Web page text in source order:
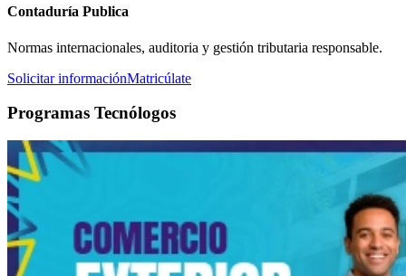
Contaduría Publica
Normas internacionales, auditoria y gestión tributaria responsable.
Solicitar informaciónMatricúlate
Programas Tecnólogos